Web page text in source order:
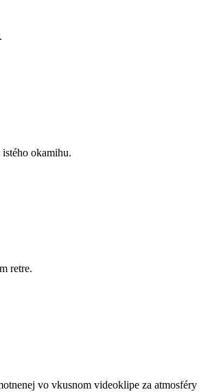
okamihu.
retre.
vo vkusnom videoklipe za atmosféry